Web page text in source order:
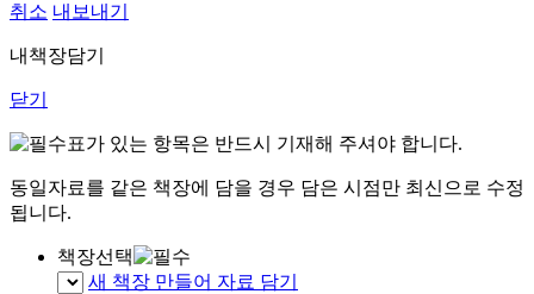
취소 내보내기
내책장담기
닫기
표가 있는 항목은 반드시 기재해 주셔야 합니다.
동일자료를 같은 책장에 담을 경우 담은 시점만 최신으로 수정
됩니다.
책장선택
새 책장 만들어 자료 담기